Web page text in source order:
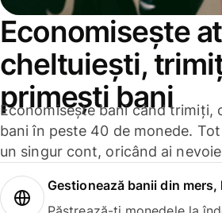
Economisește
cheltuiești,
primești bani
Economisește bani când trimiți,
bani în peste 40 de monede.
un singur cont, oricând ai
Gestionează banii din mers,